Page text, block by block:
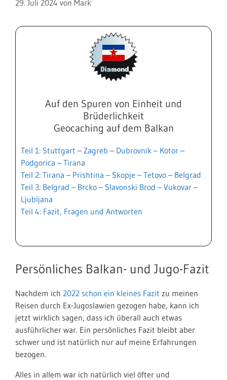
29. Juli 2024 von Mark
Auf den Spuren von Einheit und
Brüderlichkeit
Geocaching auf dem Balkan
Teil 1: Stuttgart – Zagreb – Dubrovnik – Kotor –
Podgorica – Tirana
Teil 2: Tirana – Prishtina – Skopje – Tetovo – Belgrad
Teil 3: Belgrad – Brcko – Slavonski Brod – Vukovar –
Ljubljana
Teil 4: Fazit, Fragen und Antworten
Persönliches Balkan- und Jugo-Fazit
Nachdem ich 2022 schon ein kleines Fazit zu meinen
Reisen durch Ex-Jugoslawien gezogen habe, kann ich
jetzt wirklich sagen, dass ich überall auch etwas
ausführlicher war. Ein persönliches Fazit bleibt aber
schwer und ist natürlich nur auf meine Erfahrungen
bezogen.
Alles in allem war ich natürlich viel öfter und